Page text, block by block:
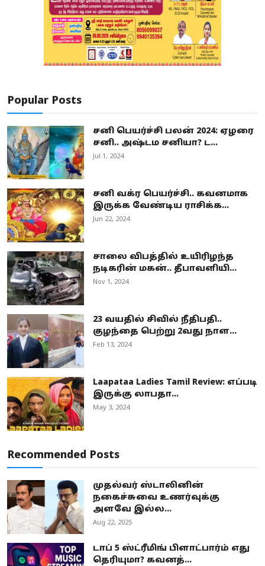
Popular Posts
சனி பெயர்ச்சி பலன் 2024: ஏழரை
சனி.. அஷ்டம சனியா? ட...
Jul 1, 2024
சனி வக்ர பெயர்ச்சி.. கவனமாக
இருக்க வேண்டிய ராசிக்க...
Jun 22, 2024
சாலை விபத்தில் உயிரிழந்த
நடிகரின் மகன்.. தீபாவளியி...
Nov 1, 2024
23 வயதில் சிவில் நீதிபதி..
குழந்தை பெற்று 2வது நாள...
Feb 13, 2024
Laapataa Ladies Tamil Review: எப்படி
இருக்கு லாபதா...
May 3, 2024
Recommended Posts
முதல்வர் ஸ்டாலினின்
நகைச்சுவை உணர்வுக்கு
அளவே இல்ல...
Aug 22, 2025
டாப் 5 ஸ்ட்ரீமிங் பிளாட்பார்ம் எது
தெரியுமா? கவனத்...